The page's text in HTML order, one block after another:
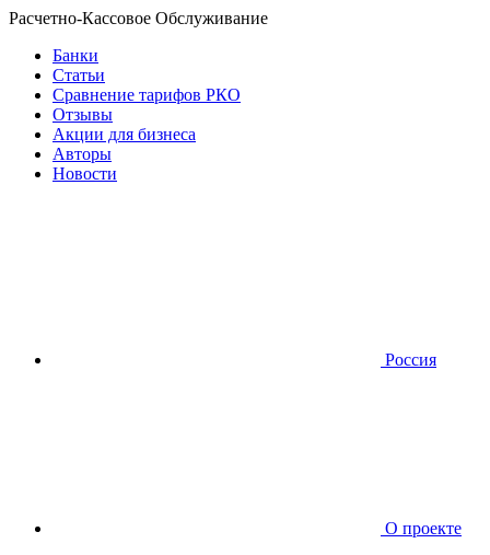
Расчетно-Кассовое Обслуживание
Банки
Статьи
Сравнение тарифов РКО
Отзывы
Акции для бизнеса
Авторы
Новости
Россия
О проекте